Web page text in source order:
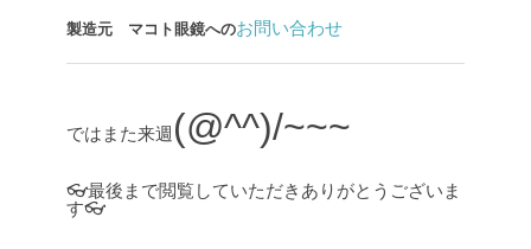
製造元 マコト眼鏡へのお問い合わせ
ではまた来週 (@^^)/~~~
👓最後まで閲覧していただきありがとうございま
す👓